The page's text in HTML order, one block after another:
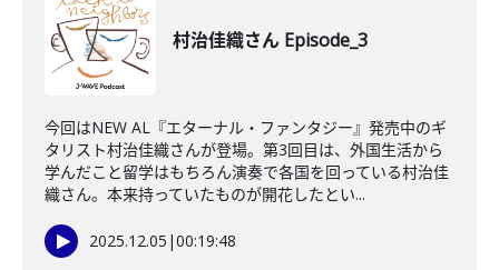
村治佳織さん Episode_3
今回はNEW AL『エターナル・ファンタジー』発売中のギ
タリスト村治佳織さんが登場。第3回目は、外国生活から
学んだこと留学はもちろん演奏で各国を回っている村治佳
織さん。本来持っていたものが開花したとい...
2025.12.05 |00:19:48